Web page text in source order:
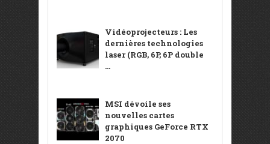
Vidéoprojecteurs : Les
dernières technologies
laser (RGB, 6P, 6P double
...
MSI dévoile ses
nouvelles cartes
graphiques GeForce RTX
2070